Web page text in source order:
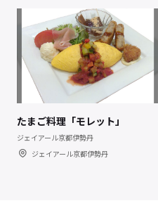
たまご料理「モレット」
ジェイアール京都伊勢丹
ジェイアール京都伊勢丹